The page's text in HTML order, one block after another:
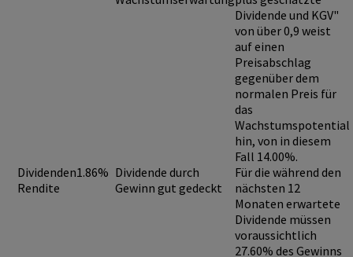
Dividende und KGV"
von über 0,9 weist
auf einen
Preisabschlag
gegenüber dem
normalen Preis für
das
Wachstumspotential
hin, von in diesem
Fall 14.00%.
Dividenden
Rendite
1.86% Dividende durch
Gewinn gut gedeckt
Für die während den
nächsten 12
Monaten erwartete
Dividende müssen
voraussichtlich
27.60% des Gewinns